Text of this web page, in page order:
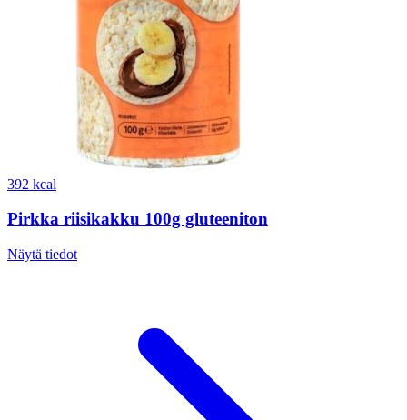
392 kcal
Pirkka riisikakku 100g gluteeniton
Näytä tiedot